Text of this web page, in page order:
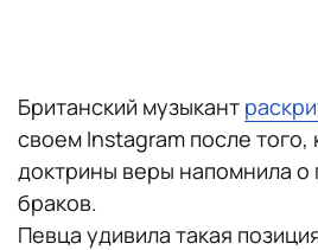
Британский музыкант
своем Instagram после того,
доктрины веры напомнила о
браков.
Певца удивила такая